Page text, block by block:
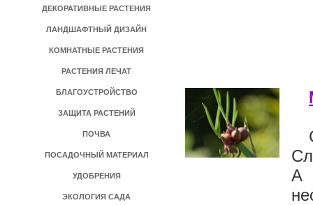
ДЕКОРАТИВНЫЕ РАСТЕНИЯ
ЛАНДШАФТНЫЙ ДИЗАЙН
КОМНАТНЫЕ РАСТЕНИЯ
РАСТЕНИЯ ЛЕЧАТ
БЛАГОУСТРОЙСТВО
ЗАЩИТА РАСТЕНИЙ
ПОЧВА
ПОСАДОЧНЫЙ МАТЕРИАЛ
УДОБРЕНИЯ
ЭКОЛОГИЯ САДА
А